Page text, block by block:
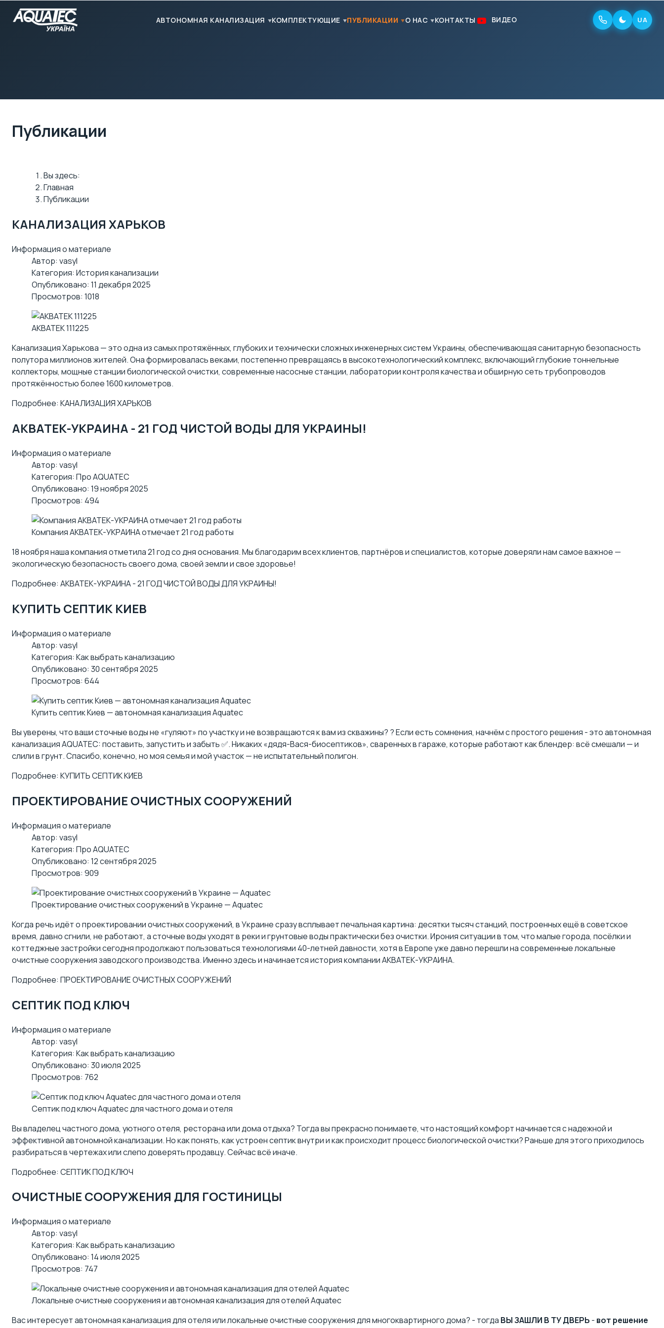
АВТОНОМНАЯ КАНАЛИЗАЦИЯ КОМПЛЕКТУЮЩИЕ ПУБЛИКАЦИИ О НАС КОНТАКТЫ ВИДЕО UA
Публикации
Вы здесь:
Главная
Публикации
КАНАЛИЗАЦИЯ ХАРЬКОВ
Информация о материале
Автор: vasyl
Категория: История канализации
Опубликовано: 11 декабря 2025
Просмотров: 1018
АКВАТЕК 111225
Канализация Харькова — это одна из самых протяжённых, глубоких и технически сложных инженерных систем Украины, обеспечивающая санитарную безопасность
полутора миллионов жителей. Она формировалась веками, постепенно превращаясь в высокотехнологический комплекс, включающий глубокие тоннельные
коллекторы, мощныестанции биологической очистки, современные насосные станции, лаборатории контроля качества и обширную сеть трубопроводов
протяжённостью более 1600 километров.
Подробнее: КАНАЛИЗАЦИЯ ХАРЬКОВ
АКВАТЕК-УКРАИНА - 21 ГОД ЧИСТОЙ ВОДЫ ДЛЯ УКРАИНЫ!
Информация о материале
Автор: vasyl
Категория: Про AQUATEC
Опубликовано: 19 ноября 2025
Просмотров: 494
Компания АКВАТЕК-УКРАИНА отмечает 21 год работы
18 ноября наша компания отметила 21 год со дня основания. Мы благодарим всех клиентов, партнёров и специалистов, которые доверяли нам самое важное —
экологическую безопасность своего дома, своей земли и свое здоровье!
Подробнее: АКВАТЕК-УКРАИНА - 21 ГОД ЧИСТОЙ ВОДЫ ДЛЯ УКРАИНЫ!
КУПИТЬ СЕПТИК КИЕВ
Информация о материале
Автор: vasyl
Категория: Как выбрать канализацию
Опубликовано: 30 сентября 2025
Просмотров: 644
Купить септик Киев — автономная канализация Aquatec
Вы уверены, что ваши сточные воды не «гуляют» по участку и не возвращаются к вам из скважины? ? Если есть сомнения, начнём с простого решения - этоавтономная
канализация AQUATEC: поставить, запустить и забыть ✅. Никаких«дядя-Вася-биосептиков», сваренных в гараже, которые работают как блендер: всё смешали — и
слили в грунт. Спасибо, конечно, но моя семья и мой участок — не испытательный полигон.
Подробнее: КУПИТЬ СЕПТИК КИЕВ
ПРОЕКТИРОВАНИЕ ОЧИСТНЫХ СООРУЖЕНИЙ
Информация о материале
Автор: vasyl
Категория: Про AQUATEC
Опубликовано: 12 сентября 2025
Просмотров: 909
Проектирование очистных сооружений в Украине — Aquatec
Когда речь идёт о проектировании очистных сооружений, в Украине сразу всплывает печальная картина: десятки тысяч станций, построенных ещё в советское
время, давно сгнили, не работают, а сточные воды уходят в реки и грунтовые воды практически без очистки. Ирония ситуации в том, что малые города, посёлки и
коттеджные застройкисегодня продолжают пользоваться технологиями 40-летней давности, хотя в Европе уже давно перешли насовременные локальные
очистные сооружениязаводского производства. Именно здесь и начинается история компании АКВАТЕК-УКРАИНА.
Подробнее: ПРОЕКТИРОВАНИЕ ОЧИСТНЫХ СООРУЖЕНИЙ
СЕПТИК ПОД КЛЮЧ
Информация о материале
Автор: vasyl
Категория: Как выбрать канализацию
Опубликовано: 30 июля 2025
Просмотров: 762
Септик под ключ Aquatec для частного дома и отеля
Вы владелец частного дома, уютного отеля, ресторана или дома отдыха? Тогда вы прекрасно понимаете, что настоящий комфорт начинается снадежной и
эффективной автономной канализации. Но как понять, как устроен септик внутрии как происходитпроцесс биологической очистки? Раньше для этого приходилось
разбираться в чертежах или слепо доверять продавцу. Сейчас всё иначе.
Подробнее: СЕПТИК ПОД КЛЮЧ
ОЧИСТНЫЕ СООРУЖЕНИЯ ДЛЯ ГОСТИНИЦЫ
Информация о материале
Автор: vasyl
Категория: Как выбрать канализацию
Опубликовано: 14 июля 2025
Просмотров: 747
Локальные очистные сооружения и автономная канализация для отелей Aquatec
Вас интересует автономная канализация для отеля или локальные очистные сооружения для многоквартирного дома? - тогда ВЫ ЗАШЛИ В ТУ ДВЕРЬ - вот решение